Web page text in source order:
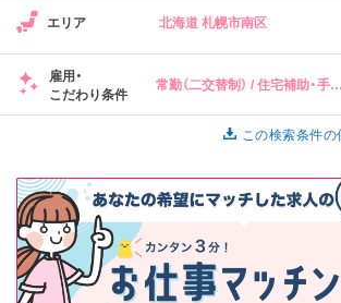
関東 北陸・信越
東海 関西
九州・沖縄
資格 勤務形態
施設形態
病院、クリニック・診療所など
担当業務
病棟、外来など
美容外科、
循環器内科など
未経験歓迎、
土日祝休みなど
年収
年収500万円以上など 正社員、契約社
エリア 北海道 札幌市南区
雇用・
こだわり条件
常勤（二交替制） / 住宅補助・手当
この検索条件の